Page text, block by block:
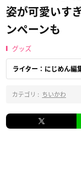
姿が可愛いす
ンペーンも
グッズ
ライター：にじめん編
カテゴリ : ちいかわ